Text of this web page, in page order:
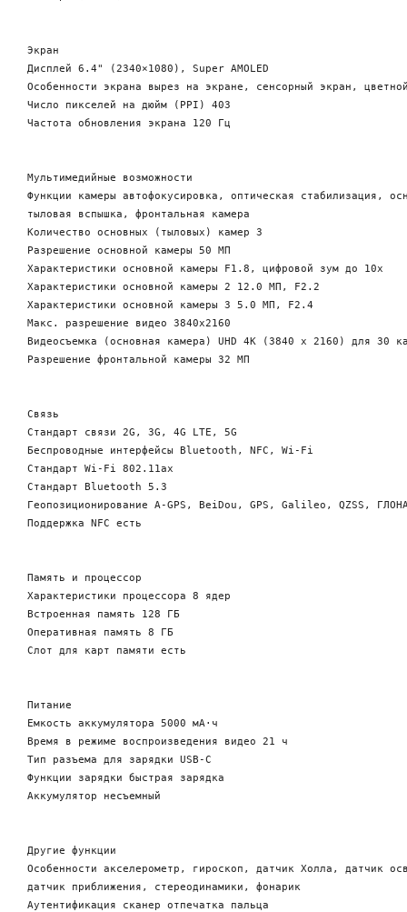
Экран
Дисплей 6.4" (2340×1080), Super AMOLED
Особенности экрана вырез на экране, сенсорный экран,
Число пикселей на дюйм (PPI) 403
Частота обновления экрана 120 Гц
Мультимедийные возможности
Функции камеры автофокусировка, оптическая стабилизация,
тыловая вспышка, фронтальная камера
Количество основных (тыловых) камер 3
Разрешение основной камеры 50 МП
Характеристики основной камеры F1.8, цифровой зум до 10x
Характеристики основной камеры 2 12.0 МП, F2.2
Характеристики основной камеры 3 5.0 МП, F2.4
Макс. разрешение видео 3840x2160
Видеосъемка (основная камера) UHD 4K (3840 x 2160) для 30
Разрешение фронтальной камеры 32 МП
Связь
Стандарт связи 2G, 3G, 4G LTE, 5G
Беспроводные интерфейсы Bluetooth, NFC, Wi-Fi
Стандарт Wi-Fi 802.11ax
Стандарт Bluetooth 5.3
Геопозиционирование A-GPS, BeiDou, GPS, Galileo, QZSS,
Поддержка NFC есть
Память и процессор
Характеристики процессора 8 ядер
Встроенная память 128 ГБ
Оперативная память 8 ГБ
Слот для карт памяти есть
Питание
Емкость аккумулятора 5000 мА⋅ч
Время в режиме воспроизведения видео 21 ч
Тип разъема для зарядки USB-C
Функции зарядки быстрая зарядка
Аккумулятор несъемный
Другие функции
Особенности акселерометр, гироскоп, датчик Холла, датчик
датчик приближения, стереодинамики, фонарик
Аутентификация сканер отпечатка пальца